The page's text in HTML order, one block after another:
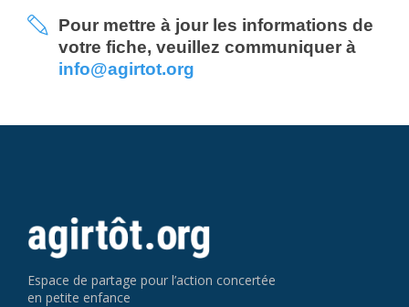
Pour mettre à jour les informations de
votre fiche, veuillez communiquer à
info@agirtot.org
Espace de partage pour l’action concertée
en petite enfance